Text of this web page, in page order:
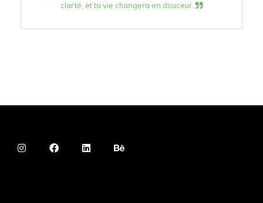
clarté, et ta vie changera en douceur.